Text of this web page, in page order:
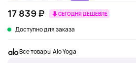
17 839 ₽ СЕГОДНЯ ДЕШЕВЛЕ
Доступно для заказа
Все товары Alo Yoga